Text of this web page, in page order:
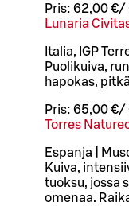
Pris: 62,00 €/
Lunaria
Italia, IGP
Puolikuiva,
hapokas,
Pris: 65,00 €/
Torres
Espanja |
Kuiva,
tuoksu, jossa
omenaa.